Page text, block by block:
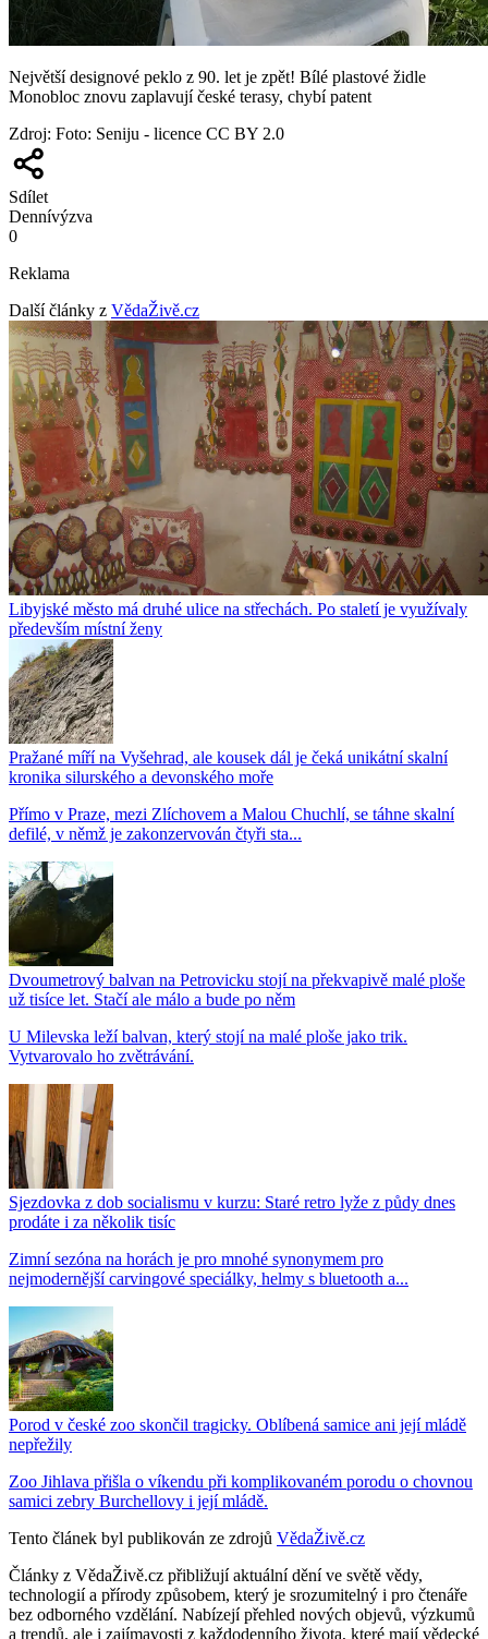
Největší designové peklo z 90. let je zpět! Bílé plastové židle
Monobloc znovu zaplavují české terasy, chybí patent
Zdroj: Foto: Seniju - licence CC BY 2.0
Sdílet
Dennívýzva
0
Reklama
Další články z VědaŽivě.cz
Libyjské město má druhé ulice na střechách. Po staletí je využívaly
především místní ženy
Pražané míří na Vyšehrad, ale kousek dál je čeká unikátní skalní
kronika silurského a devonského moře
Přímo v Praze, mezi Zlíchovem a Malou Chuchlí, se táhne skalní
defilé, v němž je zakonzervován čtyři sta...
Dvoumetrový balvan na Petrovicku stojí na překvapivě malé ploše
už tisíce let. Stačí ale málo a bude po něm
U Milevska leží balvan, který stojí na malé ploše jako trik.
Vytvarovalo ho zvětrávání.
Sjezdovka z dob socialismu v kurzu: Staré retro lyže z půdy dnes
prodáte i za několik tisíc
Zimní sezóna na horách je pro mnohé synonymem pro
nejmodernější carvingové speciálky, helmy s bluetooth a...
Porod v české zoo skončil tragicky. Oblíbená samice ani její mládě
nepřežily
Zoo Jihlava přišla o víkendu při komplikovaném porodu o chovnou
samici zebry Burchellovy i její mládě.
Tento článek byl publikován ze zdrojů VědaŽivě.cz
Články z VědaŽivě.cz přibližují aktuální dění ve světě vědy,
technologií a přírody způsobem, který je srozumitelný i pro čtenáře
bez odborného vzdělání. Nabízejí přehled nových objevů, výzkumů
a trendů, ale i zajímavosti z každodenního života, které mají vědecké